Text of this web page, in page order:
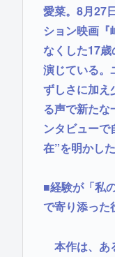
愛菜。8月27
ション映画
なくした17
演じている。
ずしさに加え
る声で新たな
ンタビューで
在”を明かした
■経験が「私
で寄り添った
本作は、あ